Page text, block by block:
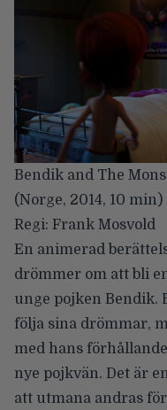
Bendik and The
(Norge, 2014, 10 min)
Regi: Frank Mosvold
En animerad
drömmer om att bli
unge pojken Bendik.
följa sina drömmar,
med hans
nye pojkvän. Det är
att utmana andras